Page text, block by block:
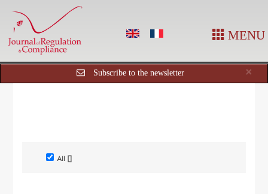
MENU
×
Subscribe to the newsletter
All []